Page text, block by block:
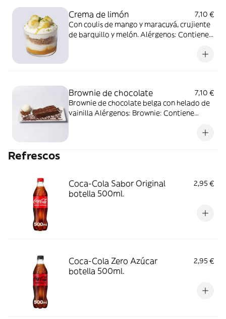
Crema de limón
7,10 €
Con coulis de mango y maracuyá, crujiente
de barquillo y melón. Alérgenos: Contiene
Brownie de chocolate
7,10 €
Brownie de chocolate belga con helado de
vainilla Alérgenos: Brownie: Contiene
Refrescos
Coca-Cola Sabor Original
botella 500ml.
2,95 €
Coca-Cola Zero Azúcar
botella 500ml.
2,95 €